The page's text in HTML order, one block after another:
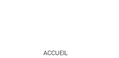
ACCUEIL